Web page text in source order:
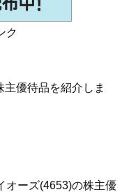
ク
優待品を紹介しま
オーズ(4653)の株主優